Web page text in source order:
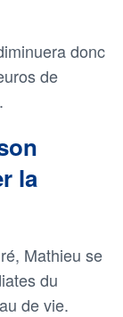
donc
de
la
Mathieu se
du
de vie.